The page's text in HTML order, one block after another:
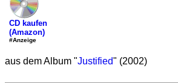
CD kaufen
(Amazon)
#Anzeige
aus dem Album "Justified" (2002)